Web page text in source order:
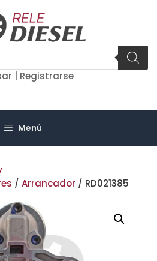
| Registrarse
Menú
/ Arrancador / RD021385